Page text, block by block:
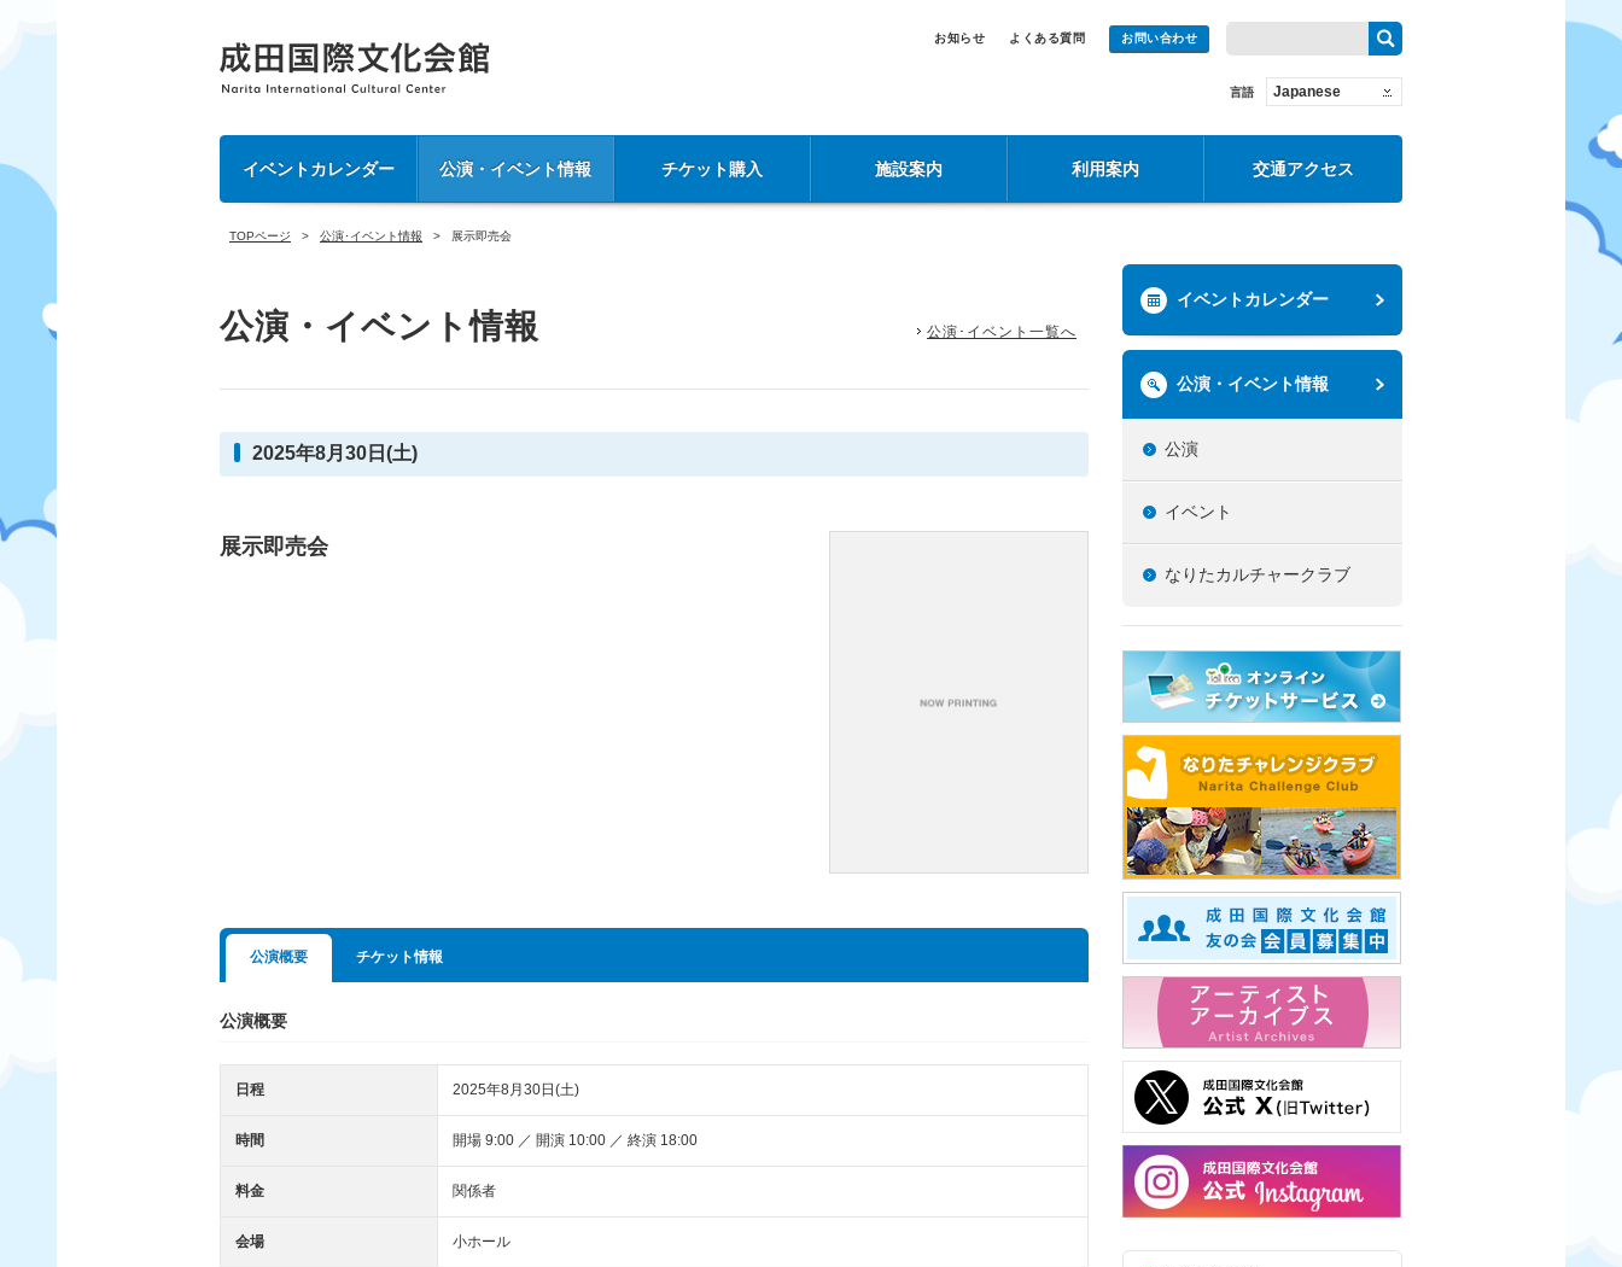
お知らせ よくある質問 お問い合わせ
言語 Japanese
イベントカレンダー 公演・イベント情報 チケット購入 施設案内 利用案内 交通アクセス
TOPページ 公演･イベント情報 展示即売会
公演・イベント情報 公演･イベント一覧へ
2025年8月30日(土)
展示即売会
公演概要 チケット情報
公演概要
日程 2025年8月30日(土)
時間 開場 9:00 ／ 開演 10:00 ／ 終演 18:00
料金 関係者
会場 小ホール
イベントカレンダー
公演・イベント情報
公演
イベント
なりたカルチャークラブ